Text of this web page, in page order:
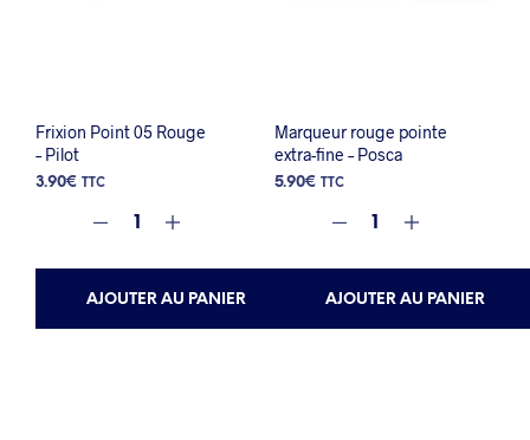
Frixion Point 05 Rouge
– Pilot
3.90€ TTC
AJOUTER AU PANIER
Marqueur rouge pointe
extra-fine – Posca
5.90€ TTC
AJOUTER AU PANIER